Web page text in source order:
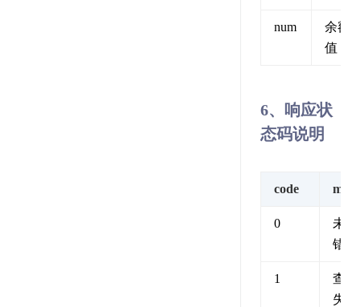
num
余额
值
6、响应状
态码说明
code msg
0
未知
错误
1
查询
失败